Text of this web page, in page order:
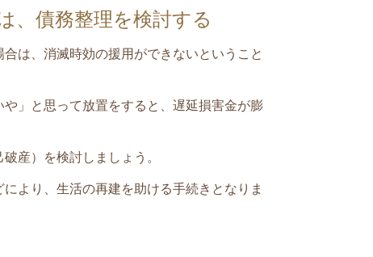
、債務整理を検討する
は、消滅時効の援用ができないということ
」と思って放置をすると、遅延損害金が膨
産）を検討しましょう。
より、生活の再建を助ける手続き となりま